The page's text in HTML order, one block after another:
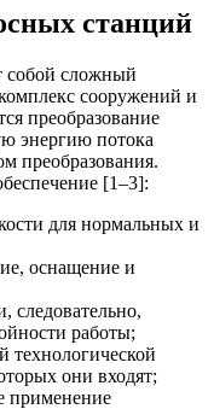
станций
собой сложный
сооружений и
преобразование
энергию потока
преобразования.
[1–3]:
для нормальных и
оснащение и
следовательно,
работы;
технологической
они входят;
применение